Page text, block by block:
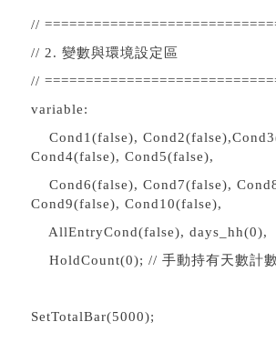
//
// 2. 變數與環境設定區
//
variable:
Cond1(false),
Cond4(false), Cond5(false),
Cond6(false), Cond7(false),
Cond9(false), Cond10(false),
AllEntryCond(false), days_hh(0),
HoldCount(0); // 手動持有天數計
SetTotalBar(5000);